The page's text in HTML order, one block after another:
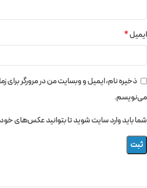
ایمیل*
ذخیره نام، ایمیل و وبسایت من در مرورگر برای
می‌نویسم.
شما باید وارد سایت شوید تا بتوانید عکس‌های خود